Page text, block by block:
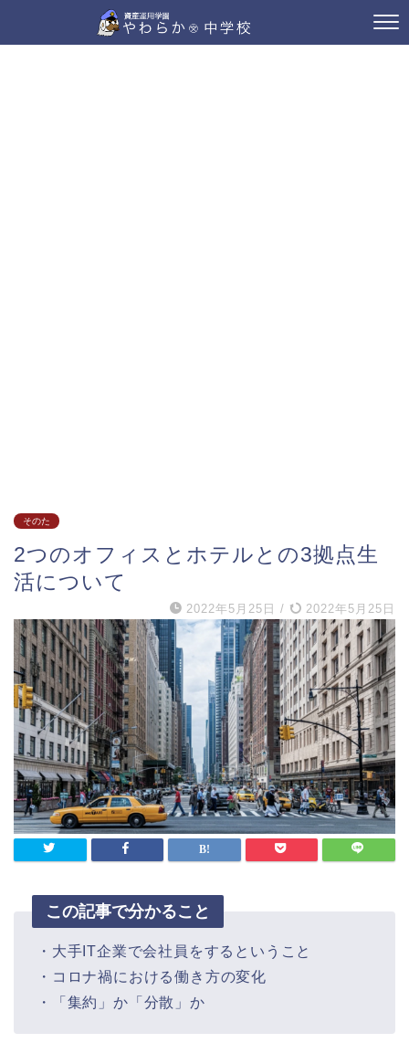
そのた
2つのオフィスとホテルとの3拠点生
活について
2022年5月25日 / 2022年5月25日
この記事で分かること
・大手IT企業で会社員をするということ
・コロナ禍における働き方の変化
・「集約」か「分散」か